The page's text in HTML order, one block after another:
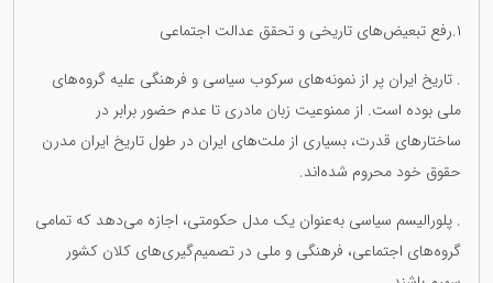
١.رفع تبعیض‌های تاریخی و تحقق عدالت اجتماعی
. تاریخ ایران پر از نمونه‌های سرکوب سیاسی و فرهنگی علیه گروه‌های
ملی بوده است. از ممنوعیت زبان مادری تا عدم حضور برابر در
ساختارهای قدرت، بسیاری از ملت‌های ایران در طول تاریخ ایران مدرن
حقوق خود محروم شده‌اند.
. پلورالیسم سیاسی به‌عنوان یک مدل حکومتی، اجازه می‌دهد که تمامی
گروه‌های اجتماعی، فرهنگی و ملی در تصمیم‌گیری‌های کلان کشور